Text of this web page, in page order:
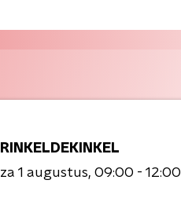
RINKELDEKINKEL
za 1 augustus 09:00 - 12:00